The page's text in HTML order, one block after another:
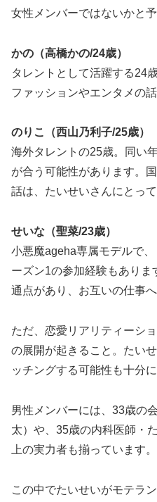
女性メンバーではないかと予
かの（高橋かの/24歳）
タレントとして活躍する24
ファッションやエンタメの
のりこ（西山乃利子/25歳）
海外タレントの25歳。同い
が合う可能性があります。
話は、たいせいさんにとっ
せいな（聖菜/23歳）
小悪魔ageha専属モデルで
ーズン1の参加経験もあり
通点があり、お互いの仕事
ただ、恋愛リアリティーシ
の展開が起きること。たい
ッチングする可能性も十分に
男性メンバーには、33歳の
太）や、35歳の内科医師・
上の実力者も揃っています。
この中でたいせいがモテラ